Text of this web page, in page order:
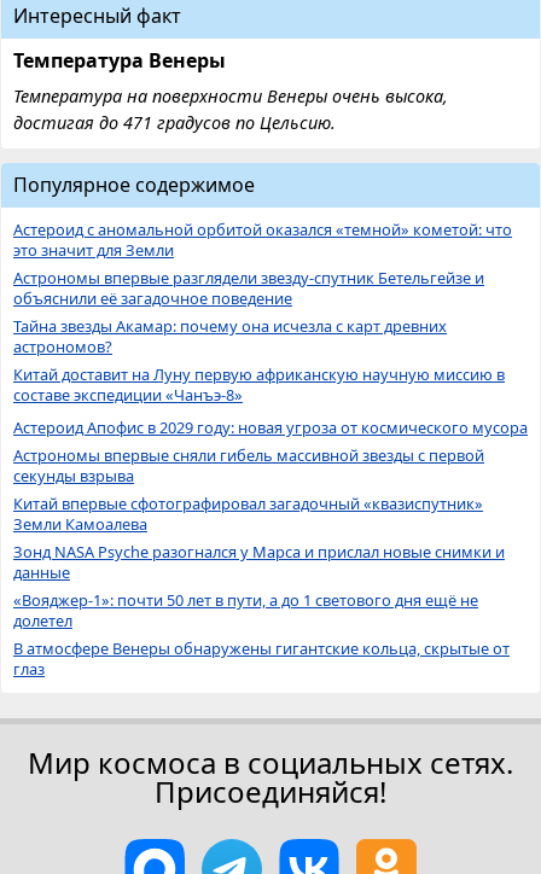
Интересный факт
Температура Венеры
Температура на поверхности Венеры очень высока,
достигая до 471 градусов по Цельсию.
Популярное содержимое
Астероид с аномальной орбитой оказался «темной» кометой: что
это значит для Земли
Астрономы впервые разглядели звезду-спутник Бетельгейзе и
объяснили её загадочное поведение
Тайна звезды Акамар: почему она исчезла с карт древних
астрономов?
Китай доставит на Луну первую африканскую научную миссию в
составе экспедиции «Чанъэ-8»
Астероид Апофис в 2029 году: новая угроза от космического мусора
Астрономы впервые сняли гибель массивной звезды с первой
секунды взрыва
Китай впервые сфотографировал загадочный «квазиспутник»
Земли Камоалева
Зонд NASA Psyche разогнался у Марса и прислал новые снимки и
данные
«Вояджер-1»: почти 50 лет в пути, а до 1 светового дня ещё не
долетел
В атмосфере Венеры обнаружены гигантские кольца, скрытые от
глаз
Мир космоса в социальных сетях.
Присоединяйся!